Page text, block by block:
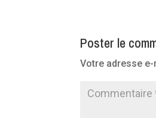
Poster le
Votre adresse